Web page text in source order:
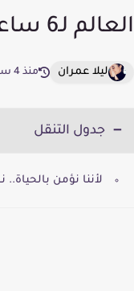
العالم لـ6 ساعات؟
ليلا عمران منذ 4 سنة
جدول التنقل
لأننا نؤمن بالحياة..